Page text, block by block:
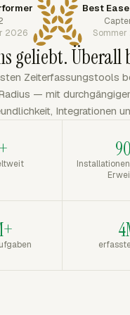
2026
Best
geliebt.
Zeiterfassungstools
— mit
Integrationen